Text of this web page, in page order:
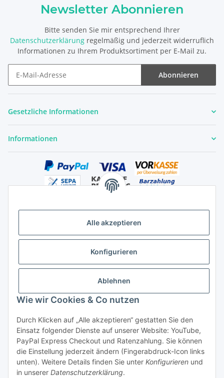
Alle akzeptieren
Konfigurieren
Ablehnen
Wie wir Cookies & Co nutzen
Durch Klicken auf „Alle akzeptieren“ gestatten Sie den
Einsatz folgender Dienste auf unserer Website: YouTube,
PayPal Express Checkout und Ratenzahlung. Sie können
die Einstellung jederzeit ändern (Fingerabdruck-Icon links
unten). Weitere Details finden Sie unter Konfigurieren und
in unserer Datenschutzerklärung.
Newsletter Abonnieren
Bitte senden Sie mir entsprechend Ihrer
Datenschutzerklärung regelmäßig und jederzeit widerruflich
Informationen zu Ihrem Produktsortiment per E-Mail zu.
Abonnieren
Gesetzliche Informationen
Informationen
Vertrag widerrufen